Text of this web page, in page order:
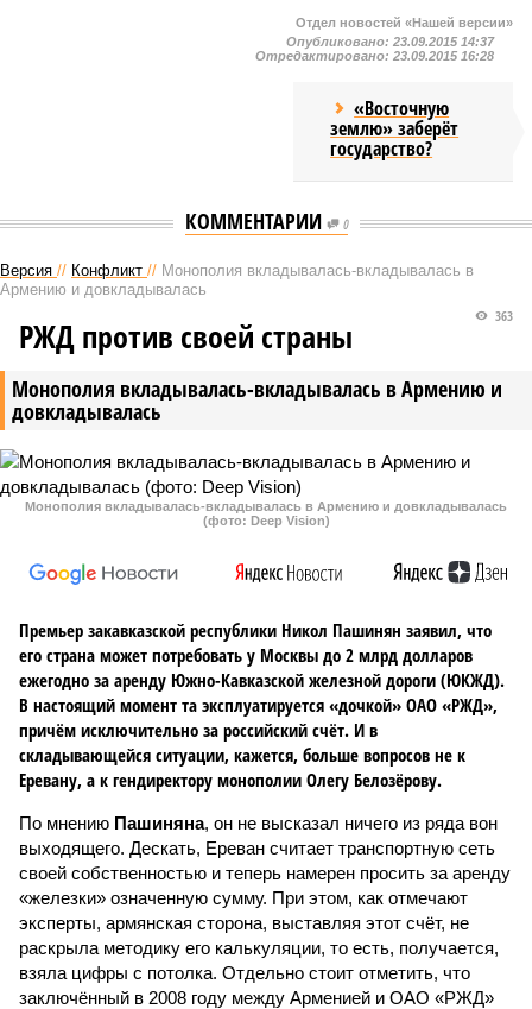
Отдел новостей «Нашей версии»
Опубликовано: 23.09.2015 14:37
Отредактировано: 23.09.2015 16:28
«Восточную
землю» заберёт
государство?
КОММЕНТАРИИ 0
Версия // Конфликт // Монополия вкладывалась-вкладывалась в
Армению и довкладывалась
Монополия вкладывалась-вкладывалась в Армению и
довкладывалась
363
РЖД против своей страны
Монополия вкладывалась-вкладывалась в Армению и довкладывалась
(фото: Deep Vision)
Премьер закавказской республики Никол Пашинян заявил, что
его страна может потребовать у Москвы до 2 млрд долларов
ежегодно за аренду Южно-Кавказской железной дороги (ЮКЖД).
В настоящий момент та эксплуатируется «дочкой» ОАО «РЖД»,
причём исключительно за российский счёт. И в
складывающейся ситуации, кажется, больше вопросов не к
Еревану, а к гендиректору монополии Олегу Белозёрову.
По мнению Пашиняна, он не высказал ничего из ряда вон
выходящего. Дескать, Ереван считает транспортную сеть
своей собственностью и теперь намерен просить за аренду
«железки» означенную сумму. При этом, как отмечают
эксперты, армянская сторона, выставляя этот счёт, не
раскрыла методику его калькуляции, то есть, получается,
взяла цифры с потолка. Отдельно стоит отметить, что
заключённый в 2008 году между Арменией и ОАО «РЖД»